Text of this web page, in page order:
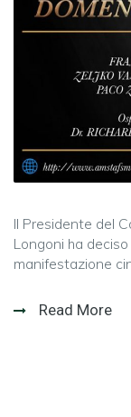
Il Presidente del
Longoni ha
manifestazione
Read More